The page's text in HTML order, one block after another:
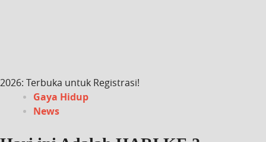
2026: Terbuka untuk Registrasi!
Gaya Hidup
News